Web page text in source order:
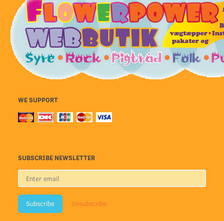
WE SUPPORT
SUBSCRIBE NEWSLETTER
Enter
email
Subscribe Unsubscribe